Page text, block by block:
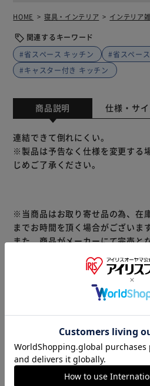
HOME 寝具・インテリア インテリア
関連するキーワード
#省スペース キッチン
#省スペー
#キャスター付き キッチン
商品説明 仕様・サ
連結できて倒れにくい。
※製品は予告なく仕様を変更する
じめご了承ください。
※当商品はお取り寄せ品の為、在
までお時間を頂く場合がございます
また、商品がメーカーにて完売と
ル又は注文内容の変更をお願いい
予めご了承くださいますようお願
商品はアイリスプラザがセレクト
商品情報
▼ 食品・飲料お